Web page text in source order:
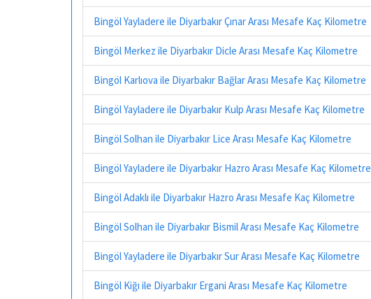
Bingöl Yayladere ile Diyarbakır Çınar Arası Mesafe Kaç Kilometre
Bingöl Merkez ile Diyarbakır Dicle Arası Mesafe Kaç Kilometre
Bingöl Karlıova ile Diyarbakır Bağlar Arası Mesafe Kaç Kilometre
Bingöl Yayladere ile Diyarbakır Kulp Arası Mesafe Kaç Kilometre
Bingöl Solhan ile Diyarbakır Lice Arası Mesafe Kaç Kilometre
Bingöl Yayladere ile Diyarbakır Hazro Arası Mesafe Kaç Kilometre
Bingöl Adaklı ile Diyarbakır Hazro Arası Mesafe Kaç Kilometre
Bingöl Solhan ile Diyarbakır Bismil Arası Mesafe Kaç Kilometre
Bingöl Yayladere ile Diyarbakır Sur Arası Mesafe Kaç Kilometre
Bingöl Kiğı ile Diyarbakır Ergani Arası Mesafe Kaç Kilometre